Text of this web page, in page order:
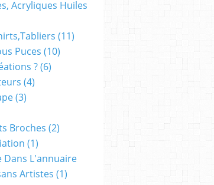
Acryliques Huiles
(11)
Puces (10)
?(6)
(4)
(3)
Broches (2)
(1)
L'annuaire
Artistes (1)